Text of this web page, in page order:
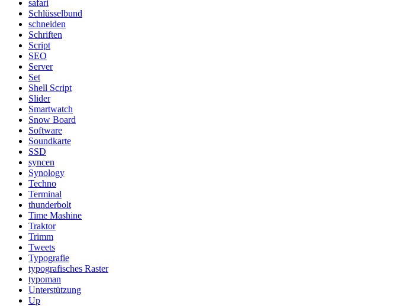
safari
Schlüsselbund
schneiden
Schriften
Script
SEO
Server
Set
Shell Script
Slider
Smartwatch
Snow Board
Software
Soundkarte
SSD
syncen
Synology
Techno
Terminal
thunderbolt
Time Mashine
Traktor
Trimm
Tweets
Typografie
typografisches Raster
typoman
Unterstützung
Up